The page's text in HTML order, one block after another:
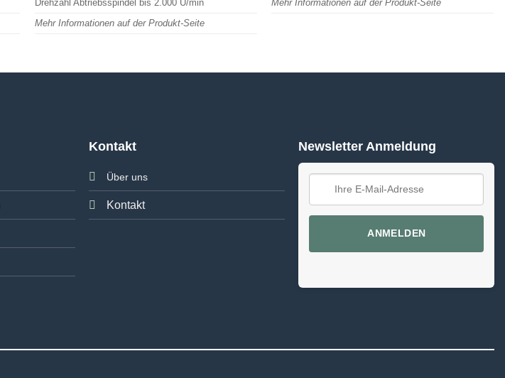
Drehzahl Abtriebsspindel bis 2.000 U/min
Mehr Informationen auf der Produkt-Seite
Mehr Informationen auf der Produkt-Seite
Kontakt
Über uns
Kontakt
Newsletter Anmeldung
ANMELDEN